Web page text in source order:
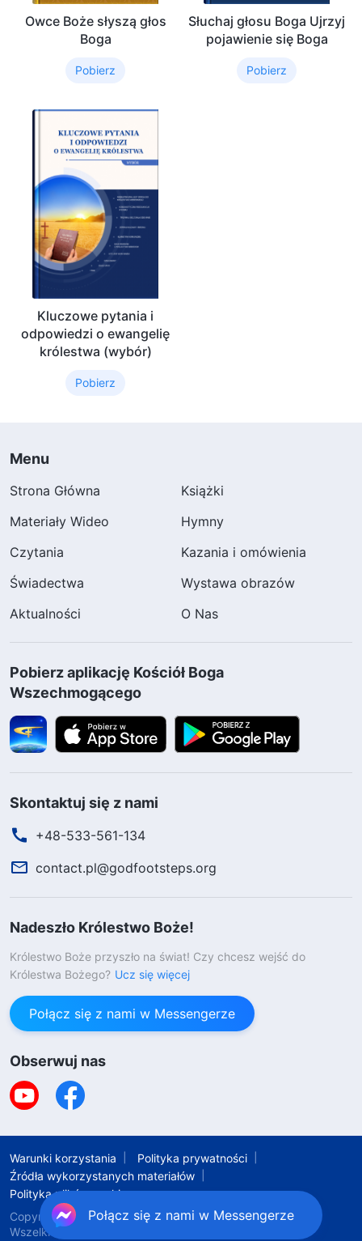
Owce Boże słyszą głos
Boga
Pobierz
Słuchaj głosu Boga Ujrzyj
pojawienie się Boga
Pobierz
Kluczowe pytania i
odpowiedzi o ewangelię
królestwa (wybór)
Pobierz
Menu
Strona Główna
Książki
Materiały Wideo
Hymny
Czytania
Kazania i omówienia
Świadectwa
Wystawa obrazów
Aktualności
O Nas
Pobierz aplikację Kościół Boga
Wszechmogącego
Skontaktuj się z nami
+48-533-561-134
contact.pl@godfootsteps.org
Nadeszło Królestwo Boże!
Królestwo Boże przyszło na świat! Czy chcesz wejść do
Królestwa Bożego? Ucz się więcej
Połącz się z nami w Messengerze
Obserwuj nas
Warunki korzystania
Polityka prywatności
Źródła wykorzystanych materiałów
Polityka plików cookie
Copyright © 2026Kościół Boga Wszechmogącego.
Wszelkie prawa zastrzeżone.
Połącz się z nami w Messengerze